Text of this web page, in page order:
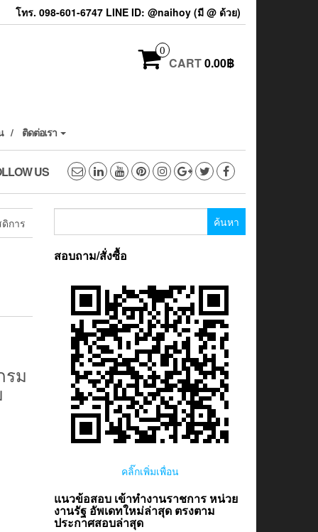
โทร. 098-601-6747 LINE ID: @naihoy (มี @ ด้วย)
0
CART0.00฿
ติดต่อเรา
US
การ
รม
สอบถาม/สั่งซื้อ
คลิ๊กเพิ่มเพื่อน
แนวข้อสอบ เข้าทำงานราชการ หน่วย
งานรัฐ อัพเดทใหม่ล่าสุด ตรงตาม
ประกาศสอบล่าสุด